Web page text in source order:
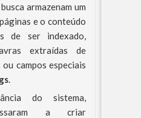
armazenam um
e o conteúdo
de ser indexado,
extraídas de
campos especiais
.
do sistema,
a criar